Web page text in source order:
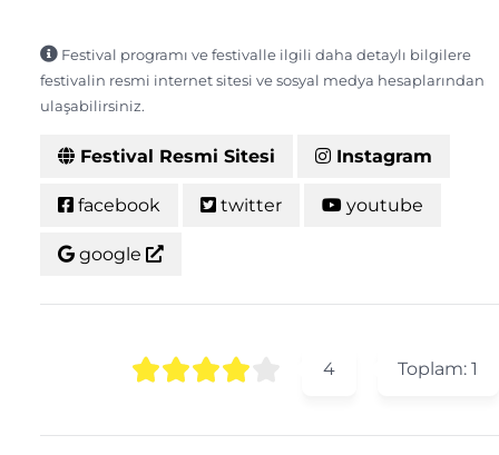
Festival programı ve festivalle ilgili daha detaylı bilgilere
festivalin resmi internet sitesi ve sosyal medya hesaplarından
ulaşabilirsiniz.
Festival Resmi Sitesi Instagram
facebook twitter youtube
google
4 Toplam: 1